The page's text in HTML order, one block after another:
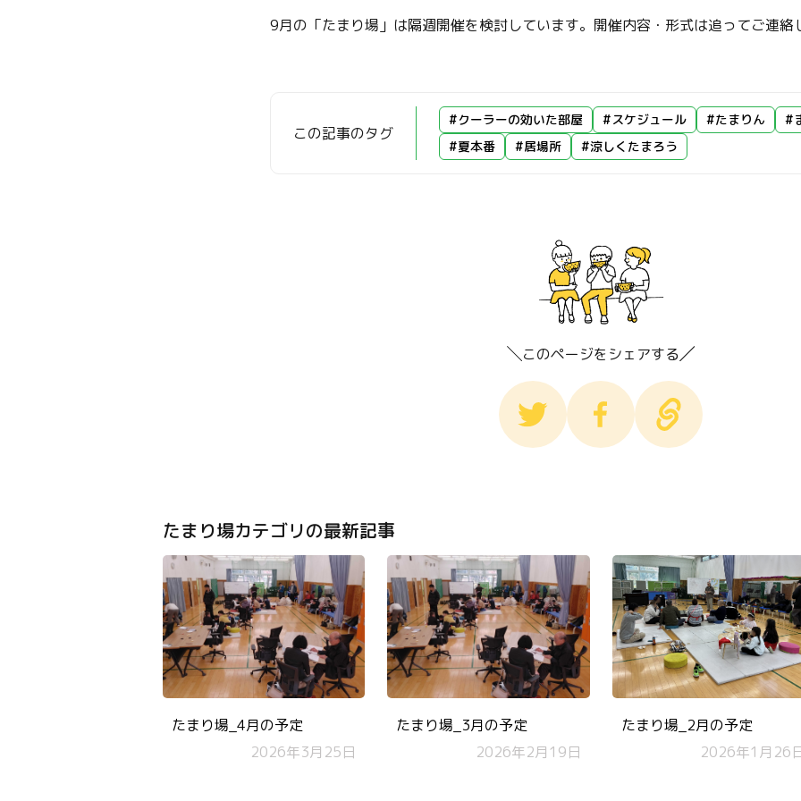
9月の「たまり場」は隔週開催を検討しています。開催内容・形式は追ってご連絡
この記事のタグ
#クーラーの効いた部屋 #スケジュール #たまりん
#
#夏本番
#居場所 #涼しくたまろう
このページをシェアする
たまり場カテゴリの最新記事
たまり場_4月の予定
2026年3月25日
たまり場_3月の予定
2026年2月19日
たまり場_2月の予定
2026年1月26